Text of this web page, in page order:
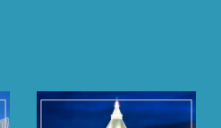
Grande Centre